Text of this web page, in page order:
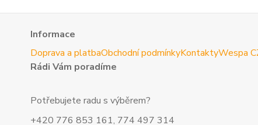
Informace
Doprava a platbaObchodní podmínkyKontaktyWespa
Rádi Vám poradíme
Potřebujete radu s výběrem?
+420 776 853 161, 774 497 314